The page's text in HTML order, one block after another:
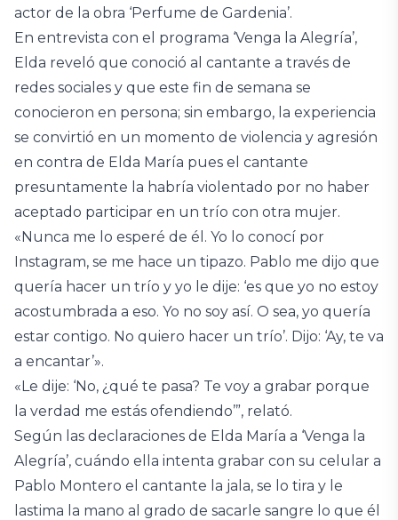
actor de la obra ‘Perfume de Gardenia’.
En entrevista con el programa ‘Venga la Alegría’,
Elda reveló que conoció al cantante a través de
redes sociales y que este fin de semana se
conocieron en persona; sin embargo, la experiencia
se convirtió en un momento de violencia y agresión
en contra de Elda María pues el cantante
presuntamente la habría violentado por no haber
aceptado participar en un trío con otra mujer.
«Nunca me lo esperé de él. Yo lo conocí por
Instagram, se me hace un tipazo. Pablo me dijo que
quería hacer un trío y yo le dije: ‘es que yo no estoy
acostumbrada a eso. Yo no soy así. O sea, yo quería
estar contigo. No quiero hacer un trío’. Dijo: ‘Ay, te va
a encantar’».
«Le dije: ‘No, ¿qué te pasa? Te voy a grabar porque
la verdad me estás ofendiendo’”, relató.
Según las declaraciones de Elda María a ‘Venga la
Alegría’, cuándo ella intenta grabar con su celular a
Pablo Montero el cantante la jala, se lo tira y le
lastima la mano al grado de sacarle sangre lo que él